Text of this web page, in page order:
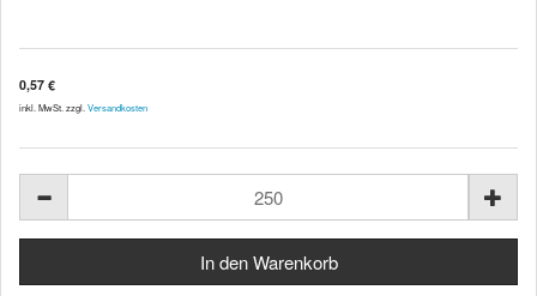
0,57 €
inkl. MwSt. zzgl. Versandkosten